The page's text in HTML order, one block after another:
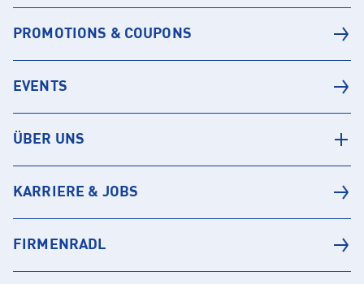
PROMOTIONS & COUPONS
EVENTS
ÜBER UNS
KARRIERE & JOBS
FIRMENRADL